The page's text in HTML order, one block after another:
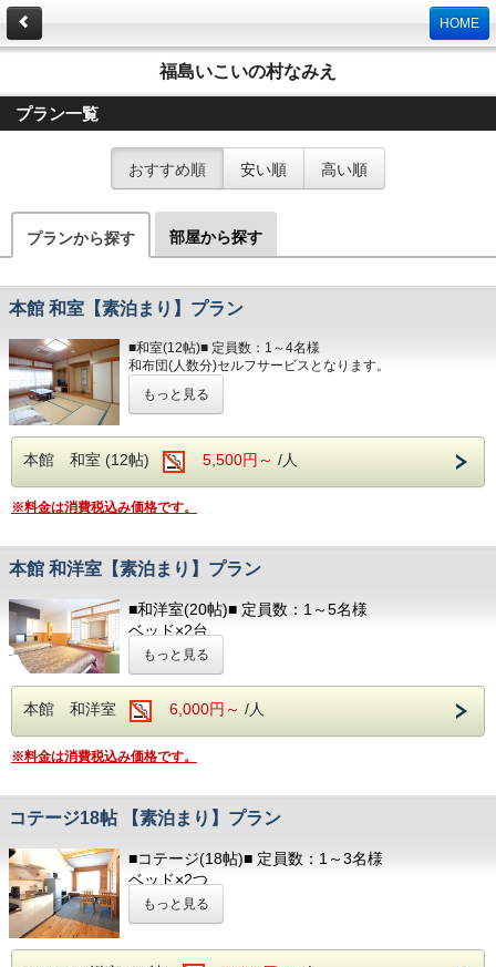
HOME
福島いこいの村なみえ
プラン一覧
おすすめ順 安い順 高い順
プランから探す 部屋から探す
本館 和室【素泊まり】プラン
■和室(12帖)■ 定員数：1～4名様
和布団(人数分)セルフサービスとなります。
洋式トイレ（温水洗浄便座付） / 洗面所
冷蔵庫 / テレビ
ヘアドライヤー / 電気ポッド
冷暖房完備 / お茶のみコップ / グラス
■アメニティ■
フェイスタオル / バスタオル
フロント向かいのアメニティバイキングコーナーにてご用意
しております。
部屋着(セパレートタイプ)
歯ブラシ
T字カミソリ
ヘアーブラシ
お茶
もっと見る
本館 和室 (12帖) 5,500円～ /人
※料金は消費税込み価格です。
本館 和洋室【素泊まり】プラン
■和洋室(20帖)■ 定員数：1～5名様
ベッド×2台
和布団(人数分)※布団はセルフサービスとなります
バリアフリー / お風呂
冷蔵庫 / テレビ
ヘアドライヤー / 電気ポッド
冷暖房完備 / お茶のみコップ / グラス
■アメニティ■
フェイスタオル / バスタオル
以下のアメニティは、
フロント向かいのアメニティバイキングコーナーに
てご用意しております。
必要なものをお持ちください。
部屋着(セパレートタイプ)
もっと見る
本館 和洋室 6,000円～ /人
※料金は消費税込み価格です。
コテージ18帖 【素泊まり】プラン
■コテージ(18帖)■ 定員数：1～3名様
ベッド×2つ
ソファベッド×1つ
キッチン / 調理器具 / 食器 / 冷蔵庫 / 電子レンジ
もっと見る